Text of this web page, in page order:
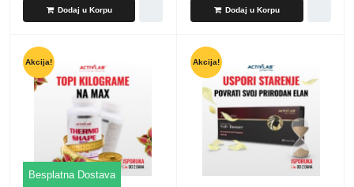
Dodaj u Korpu Dodaj u Korpu
Akcija!
Besplatna Dostava
Akcija!